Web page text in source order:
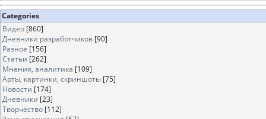
Categories
Видео [860]
Дневники разработчиков [90]
Разное [156]
Статьи [262]
Мнения, аналитика [109]
Арты, картинки, скриншоты [75]
Новости [174]
Дневники [23]
Творчество [112]